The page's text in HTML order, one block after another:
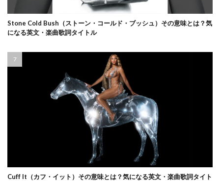
Stone Cold Bush（ストーン・コールド・ブッシュ）その意味とは？気
になる英文・楽曲歌詞タイトル
Cuff It（カフ・イット）その意味とは？気になる英文・楽曲歌詞タイト